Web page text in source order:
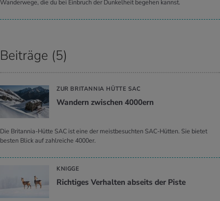
Wanderwege, die du bei Einbruch der Dunkelheit begehen kannst.
Beiträge (5)
ZUR BRITANNIA HÜTTE SAC
Wan­dern zwi­schen 4000ern
Die Britannia-Hütte SAC ist eine der meistbesuchten SAC-Hütten. Sie bietet
besten Blick auf zahlreiche 4000er.
KNIGGE
Rich­ti­ges Ver­hal­ten ab­seits der Piste